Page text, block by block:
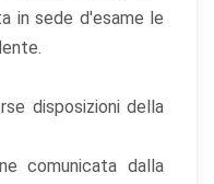
in sede d'esame le
disposizioni della
comunicata dalla